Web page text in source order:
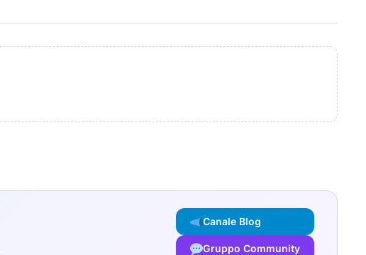
Canale Blog
Gruppo Community